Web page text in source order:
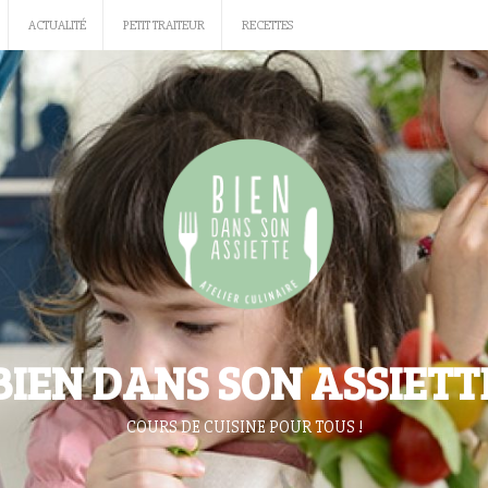
ACTUALITÉ PETIT TRAITEUR RECETTES
DANS SON
COURS DE CUISINE POUR TOUS !